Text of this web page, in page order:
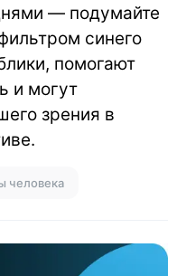
— подумайте
синего
помогают
и могут
зрения в
человека